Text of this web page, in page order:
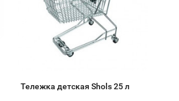
Тележка детская Shols 25 л